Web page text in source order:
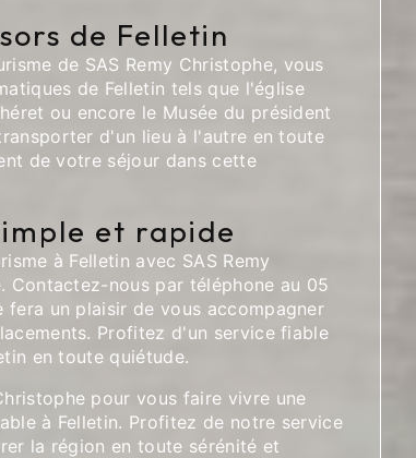
de Felletin
de SAS Remy Christophe, vous
de Felletin tels que l'église
ou encore le Musée du président
d'un lieu à l'autre en toute
de votre séjour dans cette
et rapide
à Felletin avec SAS Remy
Contactez-nous par téléphone au 05
un plaisir de vous accompagner
Profitez d'un service fiable
en toute quiétude.
pour vous faire vivre une
à Felletin. Profitez de notre service
la région en toute sérénité et